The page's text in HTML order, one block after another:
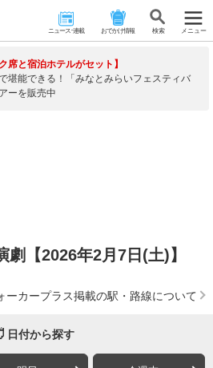
ニュース･連載 おでかけ情報 検 索 メニュー
席と宿泊ホテルがセット】
堪能できる！「みなとみらいフェスティバ
ーを販売中
劇【2026年2月7日(土)】
ーカープラス掲載の駅・路線について
日付から探す